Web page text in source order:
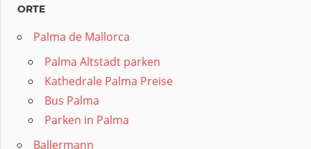
ORTE
Palma de Mallorca
Palma Altstadt parken
Kathedrale Palma Preise
Bus Palma
Parken in Palma
Ballermann